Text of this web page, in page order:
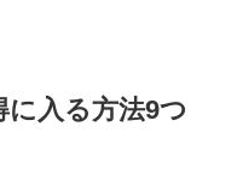
入る方法9つ